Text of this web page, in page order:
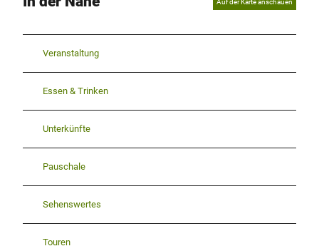
Veranstaltung
Essen & Trinken
Unterkünfte
Pauschale
Sehenswertes
Touren